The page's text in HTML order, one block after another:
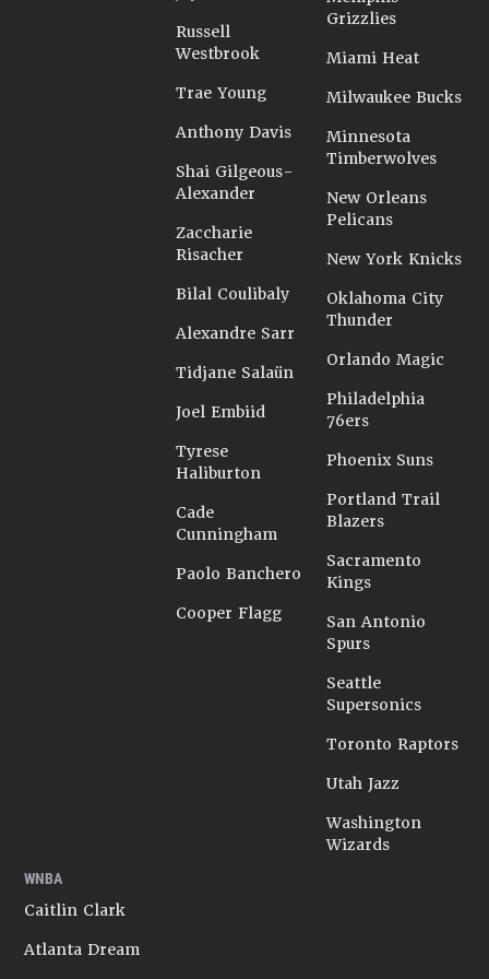
Russell
Westbrook
Trae Young
Anthony Davis
Shai Gilgeous-
Alexander
Zaccharie
Risacher
Bilal Coulibaly
Alexandre Sarr
Tidjane Salaün
Joel Embiid
Tyrese
Haliburton
Cade
Cunningham
Paolo Banchero
Cooper Flagg
Grizzlies
Miami Heat
Milwaukee Bucks
Minnesota
Timberwolves
New Orleans
Pelicans
New York Knicks
Oklahoma City
Thunder
Orlando Magic
Philadelphia
76ers
Phoenix Suns
Portland Trail
Blazers
Sacramento
Kings
San Antonio
Spurs
Seattle
Supersonics
Toronto Raptors
Utah Jazz
Washington
Wizards
WNBA
Caitlin Clark
Atlanta Dream